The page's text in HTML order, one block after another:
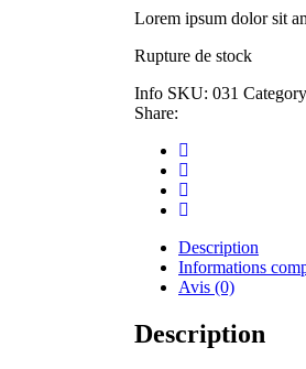
Lorem ipsum dolor sit
Rupture de stock
Info SKU: 031
Share:
Description
Informations
Avis (0)
Description